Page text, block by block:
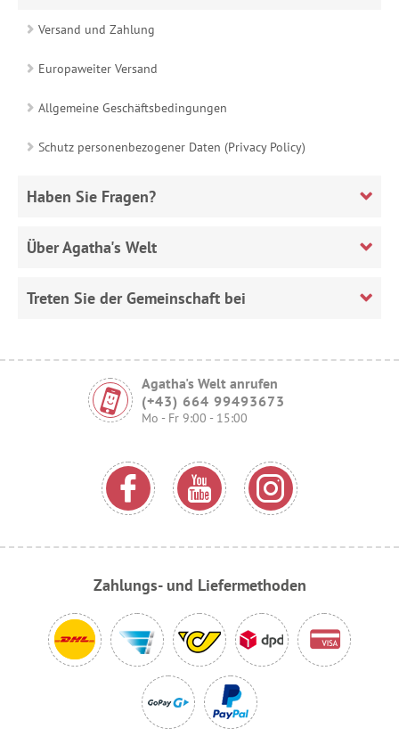
Versand und Zahlung
Europaweiter Versand
Allgemeine Geschäftsbedingungen
Schutz personenbezogener Daten (Privacy Policy)
Haben Sie Fragen?
Über Agatha's Welt
Treten Sie der Gemeinschaft bei
Agatha's Welt anrufen
(+43) 664 99493673
Mo - Fr 9:00 - 15:00
Zahlungs- und Liefermethoden